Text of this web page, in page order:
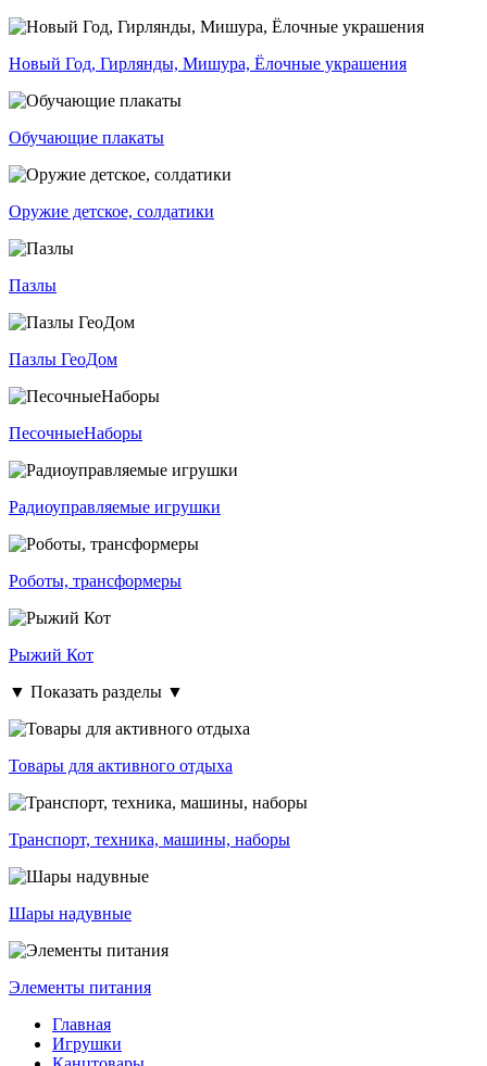
Новый Год, Гирлянды, Мишура, Ёлочные украшения
Обучающие плакаты
Оружие детское, солдатики
Пазлы
Пазлы ГеоДом
ПесочныеНаборы
Радиоуправляемые игрушки
Роботы, трансформеры
Рыжий Кот
▼ Показать разделы ▼
Товары для активного отдыха
Транспорт, техника, машины, наборы
Шары надувные
Элементы питания
Главная
Игрушки